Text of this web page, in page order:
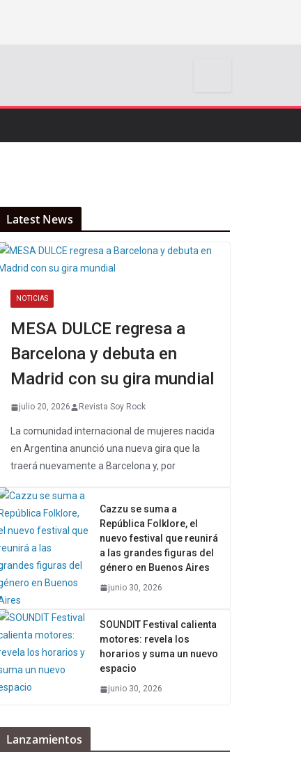
Latest News
NOTICIAS
MESA DULCE regresa a
Barcelona y debuta en
Madrid con su gira mundial
julio 20, 2026 Revista Soy Rock
La comunidad internacional de mujeres nacida
en Argentina anunció una nueva gira que la
traerá nuevamente a Barcelona y, por
Cazzu se suma a
República Folklore, el
nuevo festival que reunirá
a las grandes figuras del
género en Buenos Aires
junio 30, 2026
SOUNDIT Festival calienta
motores: revela los
horarios y suma un nuevo
espacio
junio 30, 2026
Lanzamientos